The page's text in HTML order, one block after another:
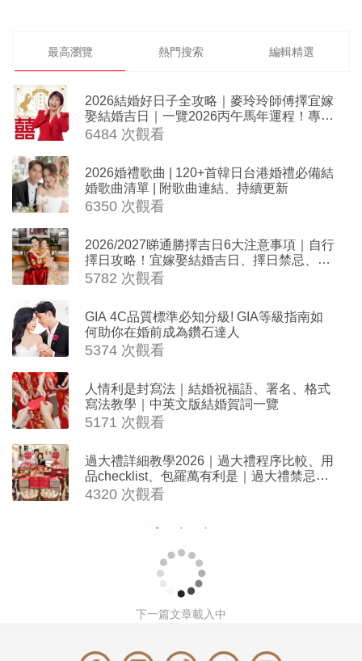
最高瀏覽 熱門搜索 編輯精選
2026結婚好日子全攻略｜麥玲玲師傅擇宜嫁
娶結婚吉日｜一覽2026丙午馬年運程！專業
擇日結婚+避開沖煞生肖指南
6484 次觀看
2026婚禮歌曲 | 120+首韓日台港婚禮必備結
婚歌曲清單 | 附歌曲連結、持續更新
6350 次觀看
2026/2027睇通勝擇吉日6大注意事項｜自行
擇日攻略！宜嫁娶結婚吉日、擇日禁忌、相
沖生肖一覽
5782 次觀看
GIA 4C品質標準必知分級! GIA等級指南如
何助你在婚前成為鑽石達人
5374 次觀看
人情利是封寫法｜結婚祝福語、署名、格式
寫法教學｜中英文版結婚賀詞一覽
5171 次觀看
過大禮詳細教學2026｜過大禮程序比較、用
品checklist、包羅萬有利是｜過大禮禁忌及
吉祥說話
4320 次觀看
下一篇文章載入中